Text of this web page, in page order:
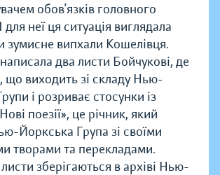
обов’язків головного
для неї ця ситуація виглядала
зумисне випхали Кошелівця.
два листи Бойчукові, де
що виходить зі складу Нью-
і розриває стосунки із
поезії», це річник, який
Йоркська Група зі своїми
творами та перекладами.
зберігаються в архіві Нью-